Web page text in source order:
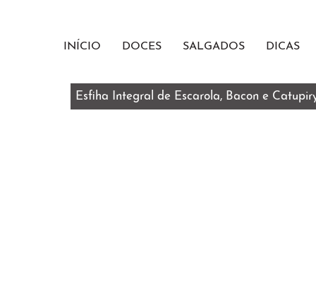
INÍCIO DOCES SALGADOS DICAS
Esfiha Integral de Escarola, Bacon e